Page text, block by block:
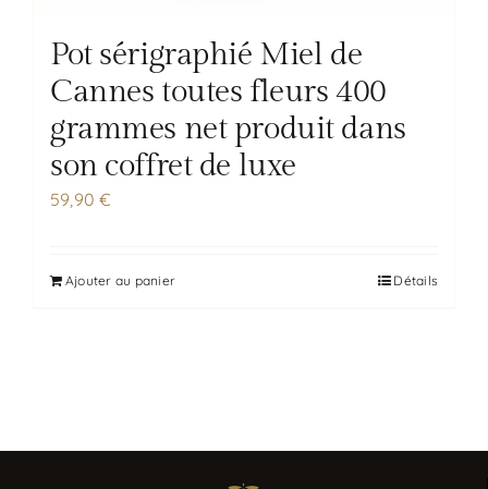
Pot sérigraphié Miel de
Cannes toutes fleurs 400
grammes net produit dans
son coffret de luxe
59,90€
Ajouter au panier Détails